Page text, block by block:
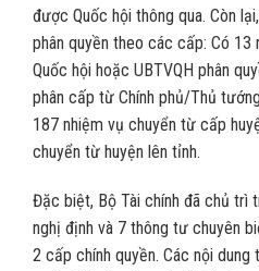
được Quốc hội thông qua. Còn
phân quyền theo các cấp: Có 13
Quốc hội hoặc UBTVQH phân
phân cấp từ Chính phủ/Thủ
187 nhiệm vụ chuyển từ cấp
chuyển từ huyện lên tỉnh.
Đặc biệt, Bộ Tài chính đã chủ trì
nghị định và 7 thông tư chuyên
2 cấp chính quyền. Các nội dung